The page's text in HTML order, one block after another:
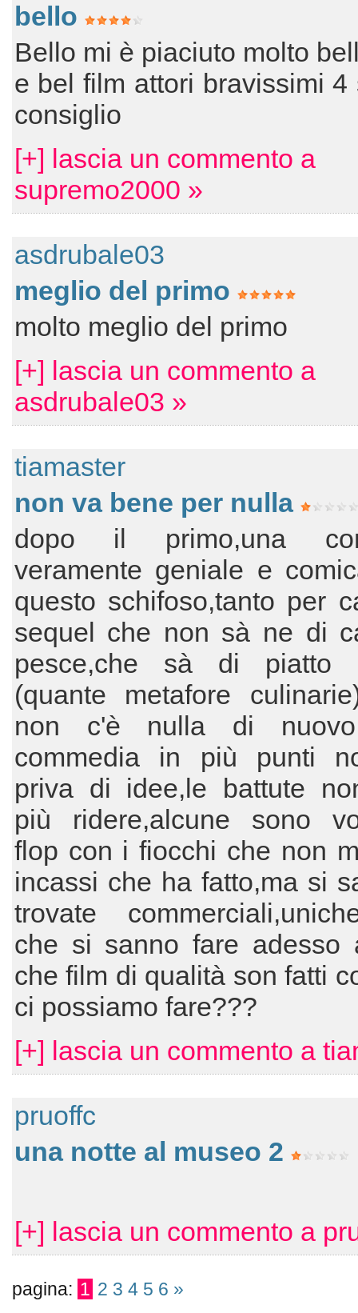
bello
Bello mi è piaciuto molto
e bel film attori bravissimi 4
consiglio
[+] lascia un commento a
supremo2000 »
asdrubale03
meglio del primo
molto meglio del primo
[+] lascia un commento a
asdrubale03 »
tiamaster
non va bene per nulla
dopo il primo,una
veramente geniale e
questo schifoso,tanto per
sequel che non sà ne di
pesce,che sà di piatto
(quante metafore
non c'è nulla di
commedia in più punti
priva di idee,le battute
più ridere,alcune sono
flop con i fiocchi che non
incassi che ha fatto,ma si
trovate
che si sanno fare adesso
che film di qualità son fatti
ci possiamo fare???
[+] lascia un commento a
pruoffc
una notte al museo 2
[+] lascia un commento a
pagina: 1 2 3 4 5 6 »